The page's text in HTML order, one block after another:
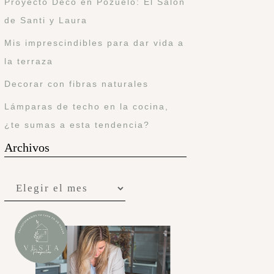
Proyecto Deco en Pozuelo: El Salón
de Santi y Laura
Mis imprescindibles para dar vida a
la terraza
Decorar con fibras naturales
Lámparas de techo en la cocina,
¿te sumas a esta tendencia?
Archivos